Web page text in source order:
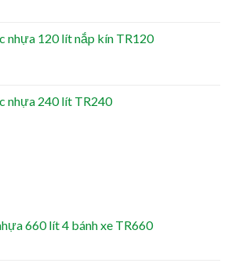
nhựa 120 lít nắp kín TR120
nhựa 240 lít TR240
660 lít 4 bánh xe TR660